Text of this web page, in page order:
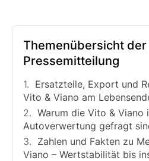
Themenübersicht der
Pressemitteilung
Ersatzteile, Export und
Vito & Viano am
Warum die Vito & Viano
Autoverwertung gefragt
Zahlen und Fakten zu
Viano – Wertstabilität bis